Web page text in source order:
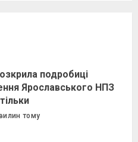
подробиці
Ярославського НПЗ
тому